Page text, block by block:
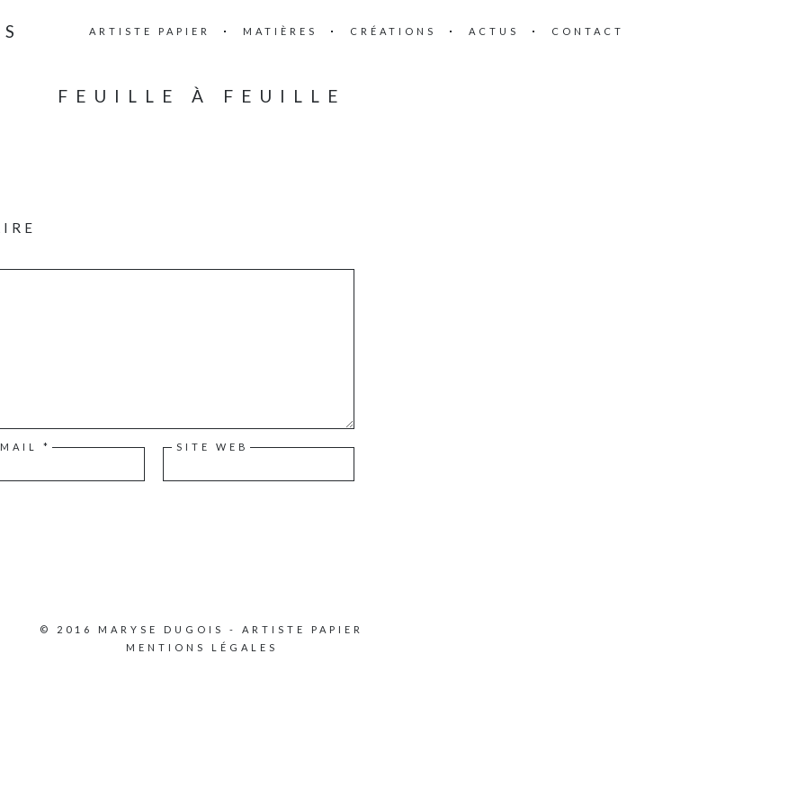
ARTISTE PAPIER MATIÈRES CRÉATIONS ACTUS CONTACT
FEUILLE À FEUILLE
MAIL* SITE WEB
© 2016 MARYSE DUGOIS - ARTISTE PAPIER
MENTIONS LÉGALES